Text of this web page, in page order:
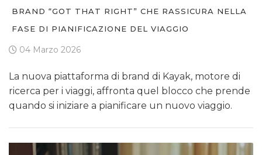
BRAND “GOT THAT RIGHT” CHE RASSICURA NELLA
FASE DI PIANIFICAZIONE DEL VIAGGIO
04 Marzo 2026
La nuova piattaforma di brand di Kayak, motore di
ricerca per i viaggi, affronta quel blocco che prende
quando si iniziare a pianificare un nuovo viaggio.